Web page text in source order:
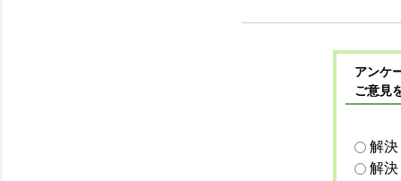
アンケ
ご意見
解
解